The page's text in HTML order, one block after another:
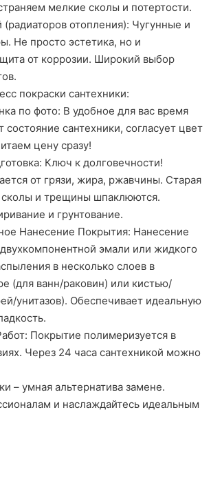
мелкие сколы и потертости.
(радиаторов отопления): Чугунные и
Не просто эстетика, но и
от коррозии. Широкий выбор
покраски сантехники:
по фото: В удобное для вас время
состояние сантехники, согласует цвет
цену сразу!
Ключ к долговечности!
от грязи, жира, ржавчины. Старая
сколы и трещины шпаклюются.
и грунтование.
Нанесение Покрытия: Нанесение
эмали или жидкого
в несколько слоев в
(для ванн/раковин) или кистью/
унитазов). Обеспечивает идеальную
Покрытие полимеризуется в
Через 24 часа сантехникой можно
– умная альтернатива замене.
и наслаждайтесь идеальным